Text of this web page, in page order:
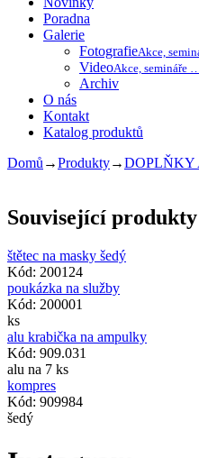
Poradna
Galerie
FotografieAkce,
VideoAkce, semináře
Archiv
O nás
Kontakt
Katalog produktů
Domů →Produkty→DOPLŇKY
Související produkty
štětec na masky šedý
Kód: 200124
poukázka na služby
Kód: 200001
ks
alu krabička na ampulky
Kód: 909.031
alu na 7 ks
kompres
Kód: 909984
šedý